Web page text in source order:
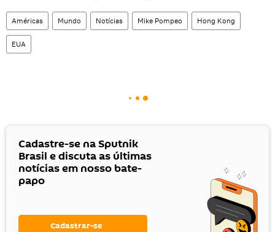
Américas Mundo Notícias Mike Pompeo Hong Kong
EUA
Cadastre-se na Sputnik
Brasil e discuta as últimas
notícias em nosso bate-
papo
Cadastrar-se